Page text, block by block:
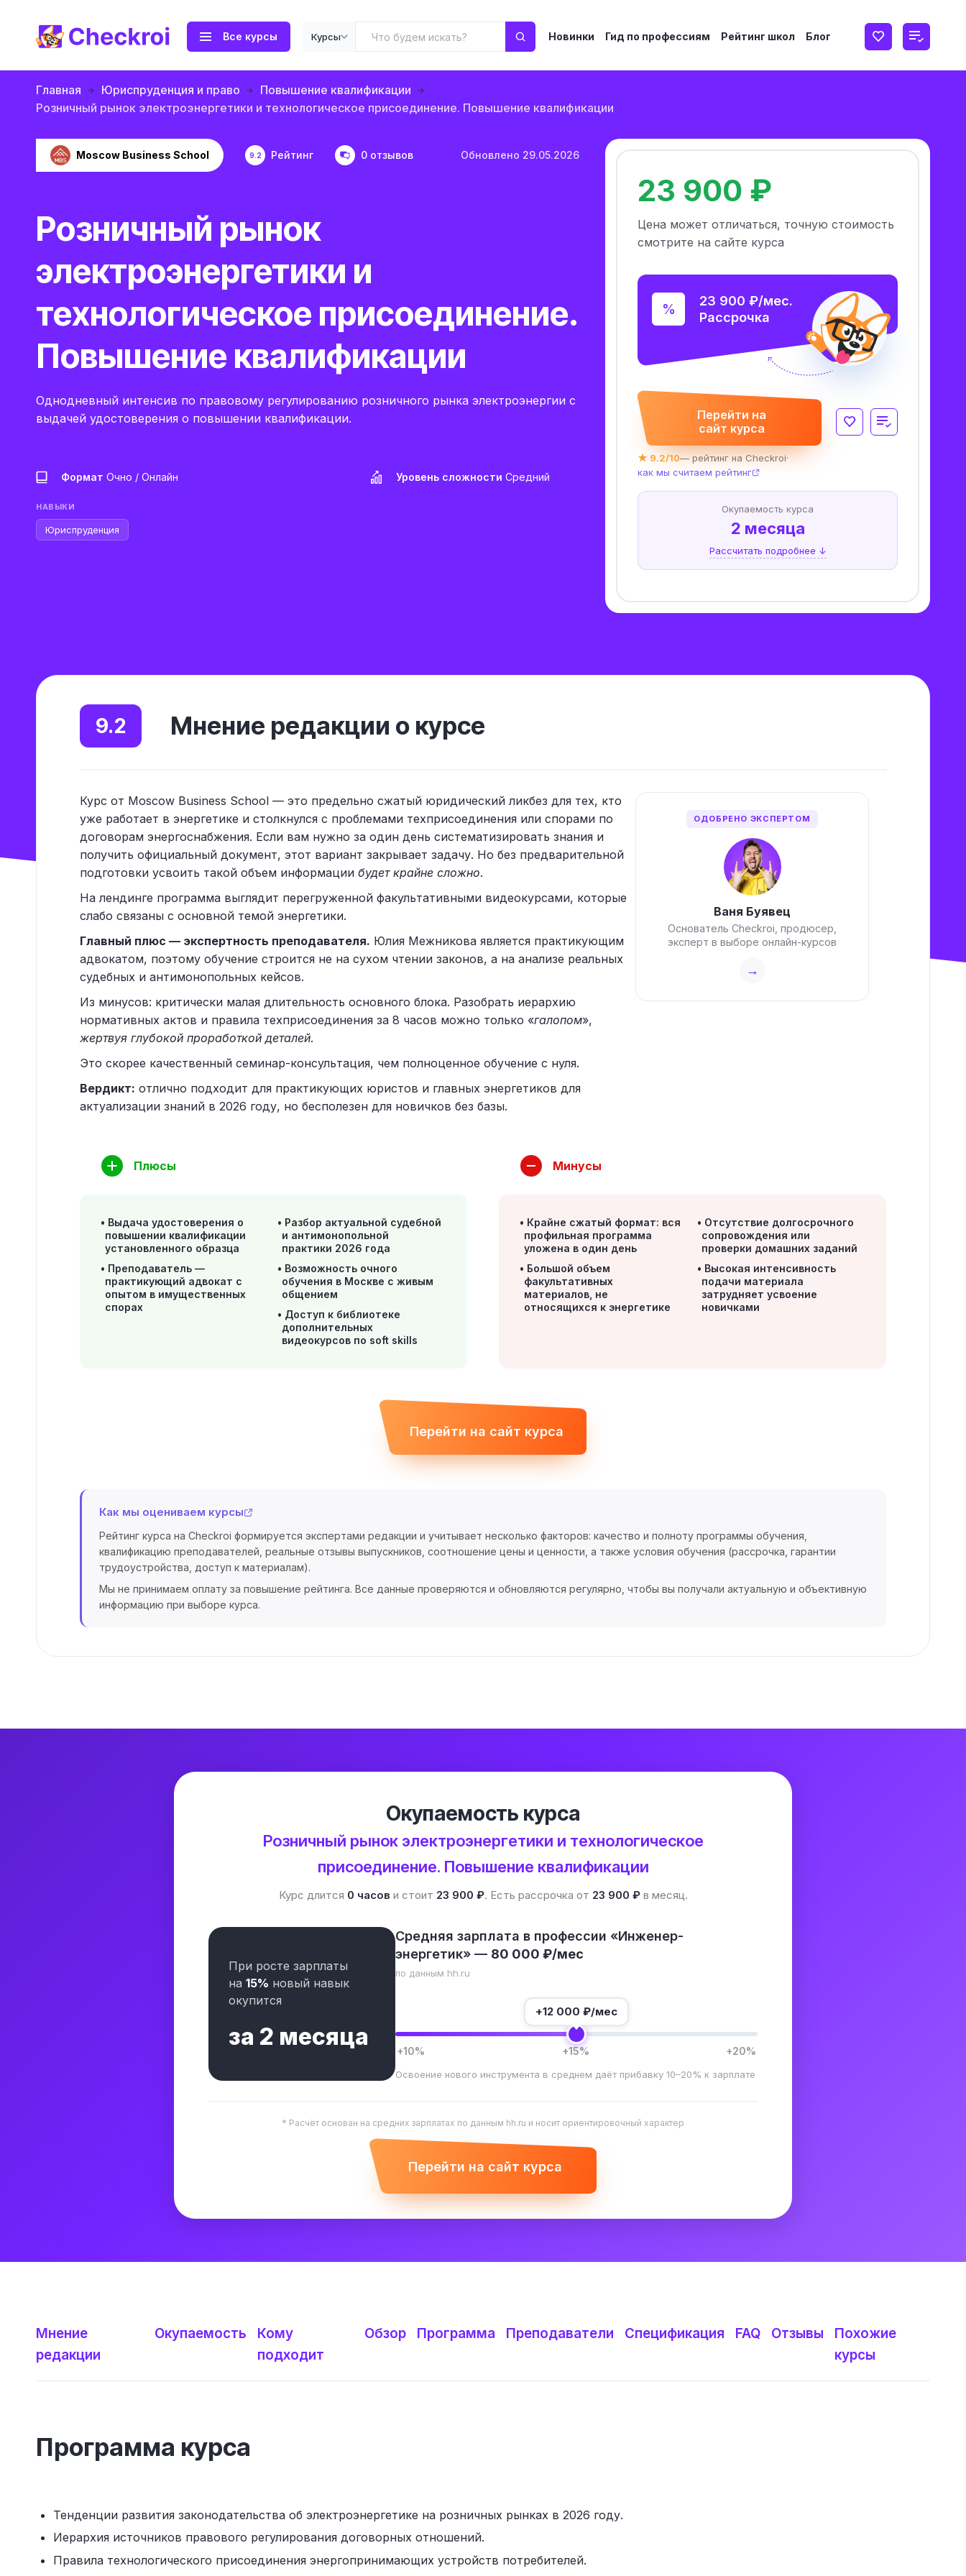
Все курсы Курсы Новинки Гид по профессиям Рейтинг школ Блог
Главная Юриспруденция и право
Повышение квалификации
Розничный рынок электроэнергетики и технологическое присоединение. Повышение квалификации
Moscow Business School 9.2 Рейтинг 0 отзывов Обновлено 29.05.2026
Розничный рынок
электроэнергетики и
технологическое присоединение.
Повышение квалификации
Однодневный интенсив по правовому регулированию розничного рынка электроэнергии с
выдачей удостоверения о повышении квалификации.
Формат Очно / Онлайн Уровень сложности Средний
НАВЫКИ
Юриспруденция
23 900 ₽
Цена может отличаться, точную стоимость
смотрите на сайте курса
23 900 ₽/мес.
Рассрочка
Перейти на
сайт курса
★ 9.2/10— рейтинг на Checkroi·
как мы считаем рейтинг
Окупаемость курса
2 месяца
Рассчитать подробнее ↓
Мнение редакции о курсе
9.2
Курс от Moscow Business School — это предельно сжатый юридический ликбез для тех, кто
уже работает в энергетике и столкнулся с проблемами техприсоединения или спорами по
договорам энергоснабжения. Если вам нужно за один день систематизировать знания и
получить официальный документ, этот вариант закрывает задачу. Но без предварительной
подготовки усвоить такой объем информации будет крайне сложно.
На лендинге программа выглядит перегруженной факультативными видеокурсами, которые
слабо связаны с основной темой энергетики.
Главный плюс — экспертность преподавателя. Юлия Межникова является практикующим
адвокатом, поэтому обучение строится не на сухом чтении законов, а на анализе реальных
судебных и антимонопольных кейсов.
Из минусов: критически малая длительность основного блока. Разобрать иерархию
нормативных актов и правила техприсоединения за 8 часов можно только «галопом»,
жертвуя глубокой проработкой деталей.
Это скорее качественный семинар-консультация, чем полноценное обучение с нуля.
Вердикт: отлично подходит для практикующих юристов и главных энергетиков для
актуализации знаний в 2026 году, но бесполезен для новичков без базы.
ОДОБРЕНО ЭКСПЕРТОМ
Ваня Буявец
Основатель Checkroi, продюсер,
эксперт в выборе онлайн-курсов
→
Плюсы
Выдача удостоверения о
повышении квалификации
установленного образца
Преподаватель —
практикующий адвокат с
опытом в имущественных
спорах
Разбор актуальной судебной
и антимонопольной
практики 2026 года
Возможность очного
обучения в Москве с живым
общением
Доступ к библиотеке
дополнительных
видеокурсов по soft skills
Минусы
Крайне сжатый формат: вся
профильная программа
уложена в один день
Большой объем
факультативных
материалов, не
относящихся к энергетике
Отсутствие долгосрочного
сопровождения или
проверки домашних заданий
Высокая интенсивность
подачи материала
затрудняет усвоение
новичками
Перейти на сайт курса
Как мы оцениваем курсы
Рейтинг курса на Checkroi формируется экспертами редакции и учитывает несколько факторов: качество и полноту программы обучения,
квалификацию преподавателей, реальные отзывы выпускников, соотношение цены и ценности, а также условия обучения (рассрочка, гарантии
трудоустройства, доступ к материалам).
Мы не принимаем оплату за повышение рейтинга. Все данные проверяются и обновляются регулярно, чтобы вы получали актуальную и объективную
информацию при выборе курса.
Окупаемость курса
Розничный рынок электроэнергетики и технологическое
присоединение. Повышение квалификации
Курс длится 0 часов и стоит 23 900 ₽. Есть рассрочка от 23 900 ₽в месяц.
При росте зарплаты
на 15% новый навык
окупится
за 2 месяца
Средняя зарплата в профессии «Инженер-
энергетик» — 80 000 ₽/мес
по данным hh.ru
+12 000 ₽/мес
+10% +15% +20%
Освоение нового инструмента в среднем даёт прибавку 10–20% к зарплате
* Расчёт основан на средних зарплатах по данным hh.ru и носит ориентировочный характер
Перейти на сайт курса
Мнение
редакции
Окупаемость
Кому
подходит
Обзор Программа Преподаватели Спецификация FAQ Отзывы
Похожие
курсы
Программа курса
Тенденции развития законодательства об электроэнергетике на розничных рынках в 2026 году.
Иерархия источников правового регулирования договорных отношений.
Правила технологического присоединения энергопринимающих устройств потребителей.